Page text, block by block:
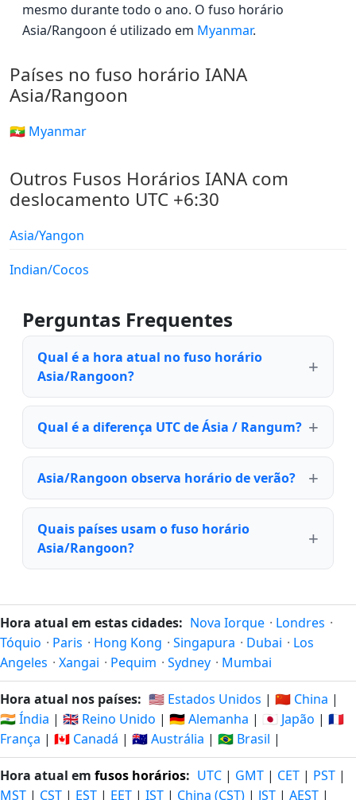
mesmo durante todo o ano. O fuso horário
Asia/Rangoon é utilizado em Myanmar.
Países no fuso horário IANA
Asia/Rangoon
🇲🇲 Myanmar
Outros Fusos Horários IANA com
deslocamento UTC +6:30
Asia/Yangon
Indian/Cocos
Perguntas Frequentes
Qual é a hora atual no fuso horário
Asia/Rangoon?
Qual é a diferença UTC de Ásia / Rangum?
Asia/Rangoon observa horário de verão?
Quais países usam o fuso horário
Asia/Rangoon?
Hora atual em estas cidades: Nova Iorque · Londres ·
Tóquio · Paris · Hong Kong · Singapura · Dubai · Los
Angeles · Xangai · Pequim · Sydney · Mumbai
Hora atual nos países: 🇺🇸 Estados Unidos | 🇨🇳 China |
🇮🇳 Índia | 🇬🇧 Reino Unido | 🇩🇪 Alemanha | 🇯🇵 Japão | 🇫🇷
França | 🇨🇦 Canadá | 🇦🇺 Austrália | 🇧🇷 Brasil |
Hora atual em fusos horários: UTC | GMT | CET | PST |
MST | CST | EST | EET | IST | China (CST) | JST | AEST |